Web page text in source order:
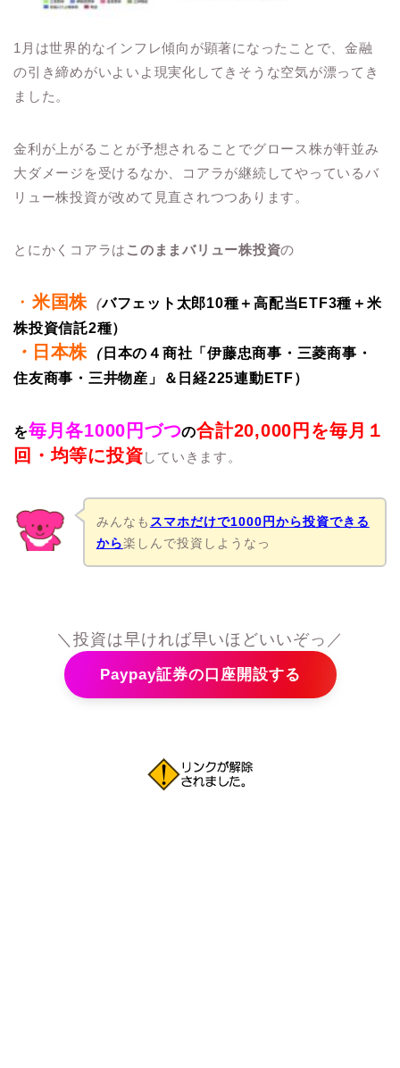
1月は世界的なインフレ傾向が顕著になったことで、金融
の引き締めがいよいよ現実化してきそうな空気が漂ってき
ました。
金利が上がることが予想されることでグロース株が軒並み
大ダメージを受けるなか、コアラが継続してやっているバ
リュー株投資が改めて見直されつつあります。
とにかくコアラは このままバリュー株投資の
・ 米国株 （バフェット太郎10種＋高配当ETF3種＋米
株投資信託2種）
・ 日本株 （日本の４商社「伊藤忠商事・三菱商事・
住友商事・三井物産」＆日経225連動ETF）
を毎月各1000円づつの合計20,000円を毎月１
回・均等に投資していきます。
みんなも スマホだけで1000円から投資できる
から楽しんで投資しようなっ
＼投資は早ければ早いほどいいぞっ／
Paypay証券の口座開設する